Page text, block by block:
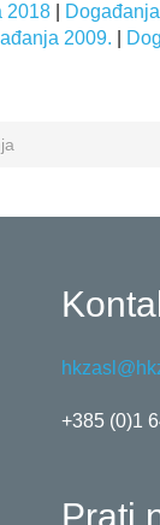
2018
2009.
+385 (0)1
Prati